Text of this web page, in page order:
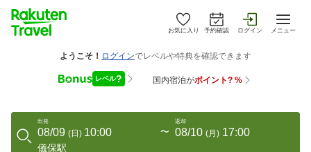
お気に入り 予約確認 ログイン メニュー
出発
08/09 (日) 10:00 〜
返却
08/10 (月 ) 17:00
儀保駅